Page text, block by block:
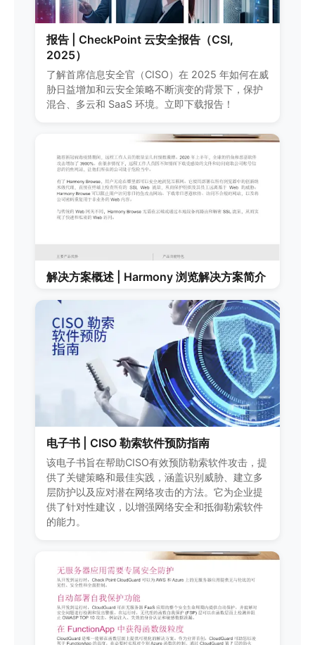
报告 | CheckPoint 云安全报告（CSI,
2025）
了解首席信息安全官（CISO）在 2025 年如何在威
胁日益增加和云安全策略不断演变的背景下，保护
混合、多云和 SaaS 环境。立即下载报告！
解决方案概述 | Harmony 浏览解决方案简介
电子书 | CISO 勒索软件预防指南
该电子书旨在帮助CISO有效预防勒索软件攻击，提
供了关键策略和最佳实践，涵盖识别威胁、建立多
层防护以及应对潜在网络攻击的方法。它为企业提
供了针对性建议，以增强网络安全和抵御勒索软件
的能力。